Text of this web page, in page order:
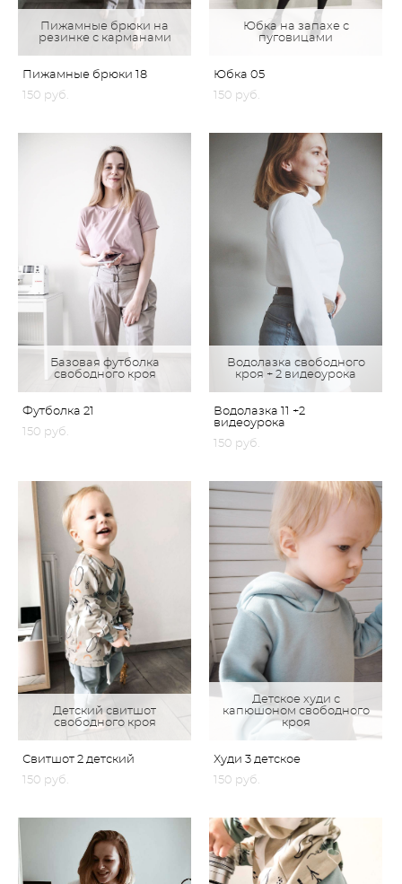
Пижамные брюки на
резинке с карманами
Пижамные брюки 18
150 pуб.
Юбка на запахе с
пуговицами
Юбка 05
150 pуб.
Базовая футболка
свободного кроя
Футболка 21
150 pуб.
Водолазка свободного
кроя + 2 видеоурока
Водолазка 11 +2
видеоурока
150 pуб.
Детский свитшот
свободного кроя
Свитшот 2 детский
150 pуб.
Детское худи с
капюшоном свободного
кроя
Худи 3 детское
150 pуб.